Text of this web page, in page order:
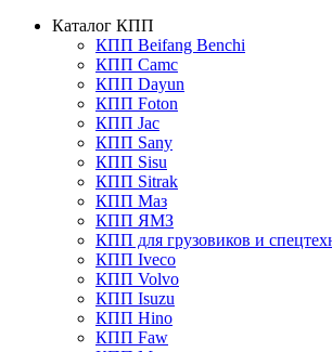
Каталог КПП
КПП Beifang Benchi
КПП Camc
КПП Dayun
КПП Foton
КПП Jac
КПП Sany
КПП Sisu
КПП Sitrak
КПП Маз
КПП ЯМЗ
КПП для грузовиков и
КПП Iveco
КПП Volvo
КПП Isuzu
КПП Hino
КПП Faw